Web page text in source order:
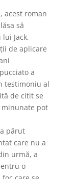
acest roman
să
Jack,
de aplicare
a
testimoniu al
de citit se
pot
părut
care nu a
urmă, a
o